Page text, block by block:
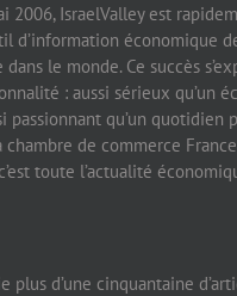
2006, IsraelValley est
d’information économique
le monde. Ce succès
: aussi sérieux qu’un
passionnant qu’un quotidien
de commerce
toute l’actualité
plus d’une cinquantaine